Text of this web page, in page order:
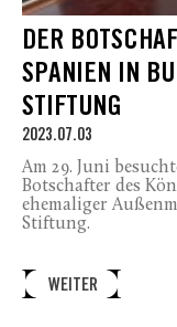
DER
SPANIEN IN
STIFTUNG
2023.07.03
Am 29. Juni
Botschafter des
ehemaliger
Stiftung.
WEITER